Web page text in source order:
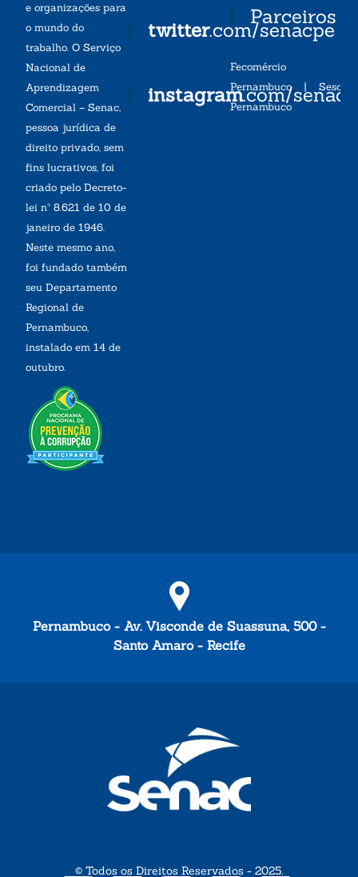
e organizações para
o mundo do
trabalho. O Serviço
Nacional de
Aprendizagem
Comercial – Senac,
pessoa jurídica de
direito privado, sem
fins lucrativos, foi
criado pelo Decreto-
lei nº 8.621 de 10 de
janeiro de 1946.
Neste mesmo ano,
foi fundado também
seu Departamento
Regional de
Pernambuco,
instalado em 14 de
outubro.
twitter.com/senacpe
instagram.com/
Parceiros
Fecomércio
Pernambuco| Sesc
Pernambuco
Pernambuco - Av. Visconde de Suassuna, 500 -
Santo Amaro - Recife
© Todos os Direitos Reservados - 2025.